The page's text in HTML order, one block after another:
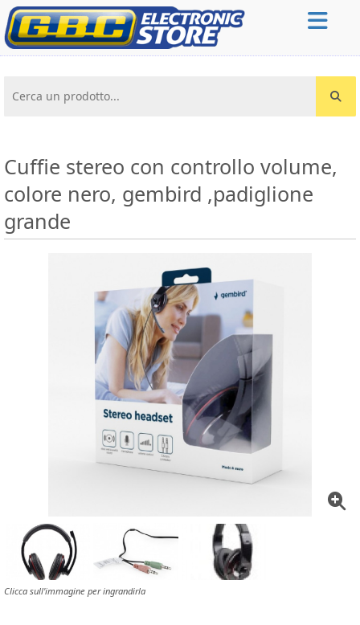
Cerca un prodotto...
Cuffie stereo con controllo volume,
colore nero, gembird ,padiglione
grande
Clicca sull'immagine per ingrandirla